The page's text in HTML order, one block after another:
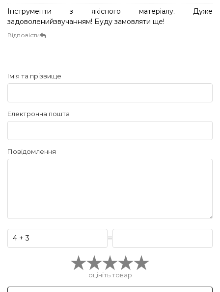
Інструменти з якісного матеріалу. Дуже
задоволенийзвучанням! Буду замовляти ще!
Відповісти
Ім'я та прізвище
Електронна пошта
Повідомлення
=
оцініть товар